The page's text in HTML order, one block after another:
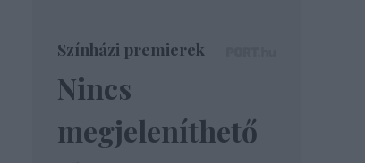
Színházi premierek
Nincs
megjeleníthető